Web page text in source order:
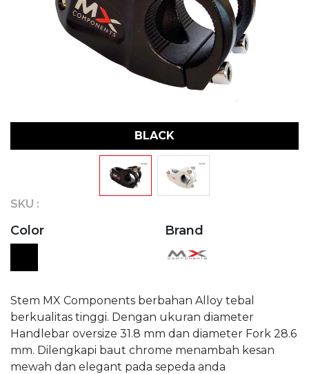
BLACK
SKU :
Color Brand
Stem MX Components berbahan Alloy tebal
berkualitas tinggi. Dengan ukuran diameter
Handlebar oversize 31.8 mm dan diameter Fork 28.6
mm. Dilengkapi baut chrome menambah kesan
mewah dan elegant pada sepeda anda